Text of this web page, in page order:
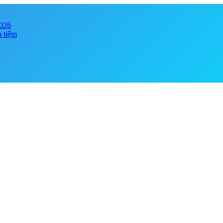
tiệm
đảm bảo chính hãng, giá tốt . Đa dạng phong phú chủng loại